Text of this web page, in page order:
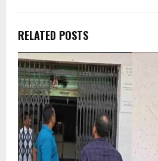
RELATED POSTS